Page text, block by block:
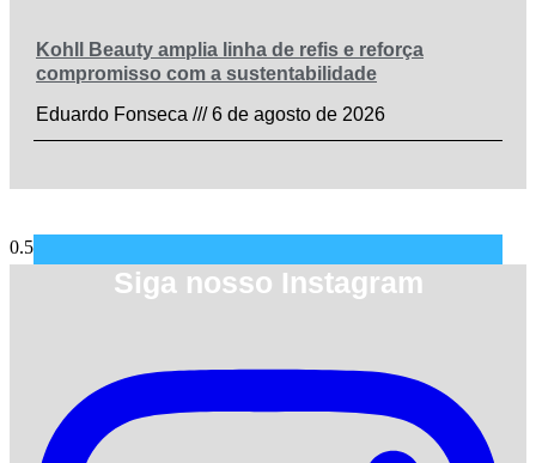
Kohll Beauty amplia linha de refis e reforça
compromisso com a sustentabilidade
Eduardo Fonseca
6 de agosto de 2026
Siga nosso Instagram